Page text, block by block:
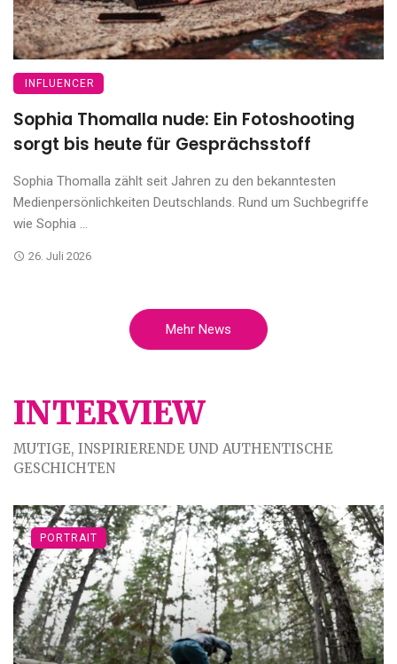
INFLUENCER
Sophia Thomalla nude: Ein Fotoshooting
sorgt bis heute für Gesprächsstoff
Sophia Thomalla zählt seit Jahren zu den bekanntesten
Medienpersönlichkeiten Deutschlands. Rund um Suchbegriffe
wie Sophia ...
26. Juli 2026
Mehr News
INTERVIEW
MUTIGE, INSPIRIERENDE UND AUTHENTISCHE
GESCHICHTEN
PORTRAIT